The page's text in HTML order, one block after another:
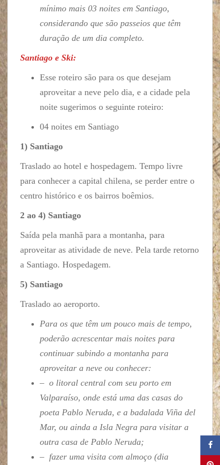
mínimo mais 03 noites em Santiago,
considerando que são passeios que têm
duração de um dia completo.
Santiago e Ski:
Esse roteiro são para os que desejam
aproveitar a neve pelo dia, e a cidade pela
noite sugerimos o seguinte roteiro:
04 noites em Santiago
1) Santiago
Traslado ao hotel e hospedagem. Tempo livre
para conhecer a capital chilena, se perder entre o
centro histórico e os bairros boêmios.
2 ao 4) Santiago
Saída pela manhã para a montanha, para
aproveitar as atividade de neve. Pela tarde retorno
a Santiago. Hospedagem.
5) Santiago
Traslado ao aeroporto.
Para os que têm um pouco mais de tempo,
poderão acrescentar mais noites para
continuar subindo a montanha para
aproveitar a neve ou conhecer:
– o litoral central com seu porto em
Valparaíso, onde está uma das casas do
poeta Pablo Neruda, e a badalada Viña del
Mar, ou ainda a Isla Negra para visitar a
outra casa de Pablo Neruda;
– fazer uma visita com almoço (dia